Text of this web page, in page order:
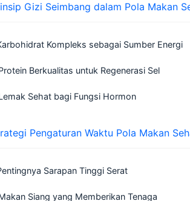
Gizi Seimbang dalam Pola Makan
Kompleks sebagai Sumber Energi
Berkualitas untuk Regenerasi Sel
Sehat bagi Fungsi Hormon
Pengaturan Waktu Pola Makan
Sarapan Tinggi Serat
Siang yang Memberikan Tenaga